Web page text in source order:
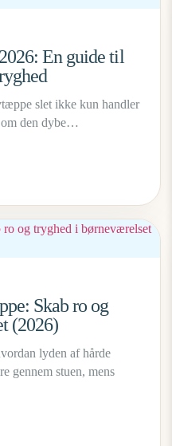
En guide til
slet ikke kun handler
om den dybe…
Skab ro og
(2026)
lyden af hårde
gennem stuen, mens